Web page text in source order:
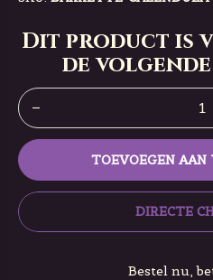
Dit product is
de
TOEVOEGEN AAN
DIRECTE
Bestel nu,